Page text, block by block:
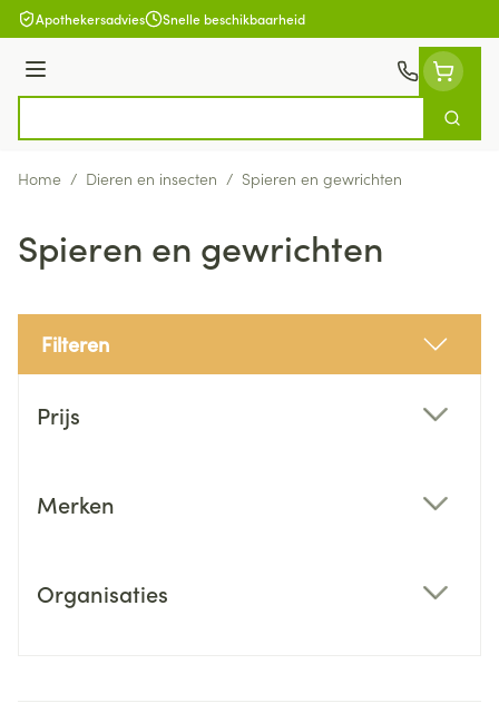
Ga naar de inhoud
Apothekersadvies Snelle beschikbaarheid
Menu
Zoek
Home / Dieren en insecten / Spieren en gewrichten
Spieren en gewrichten
Filteren
Prijs
Merken
Organisaties